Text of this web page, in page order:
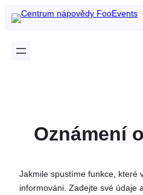
Přeskočit
na
Oznámení
Jakmile spustíme funkce, které
informováni. Zadejte své údaje